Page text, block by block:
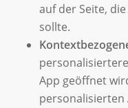
auf der Seite,
sollte.
App geöffnet
personalisierten